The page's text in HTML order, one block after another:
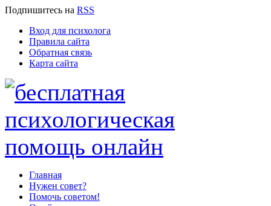
Подпишитесь на RSS
Вход для психолога
Правила сайта
Обратная связь
Карта сайта
Главная
Нужен совет?
Помочь советом!